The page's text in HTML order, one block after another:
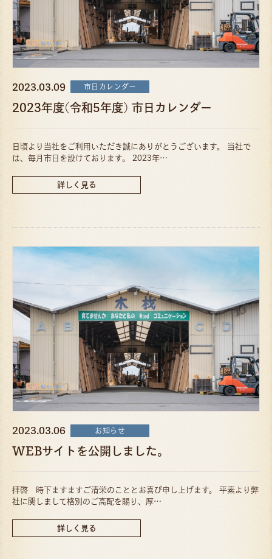
2023.03.09 市日カレンダー
2023年度(令和5年度) 市日カレンダー
日頃より当社をご利用いただき誠にありがとうございます。 当社で
は、毎月市日を設けております。 2023年…
詳しく見る
2023.03.06 お知らせ
WEBサイトを公開しました。
拝啓 時下ますますご清栄のこととお喜び申し上げます。 平素より弊
社に関しまして格別のご高配を賜り、厚…
詳しく見る